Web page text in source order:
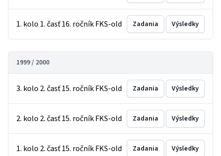
1. kolo 1. časť 16. ročník FKS-old Zadania Výsledky
1999 / 2000
3. kolo 2. časť 15. ročník FKS-old Zadania Výsledky
2. kolo 2. časť 15. ročník FKS-old Zadania Výsledky
1. kolo 2. časť 15. ročník FKS-old Zadania Výsledky